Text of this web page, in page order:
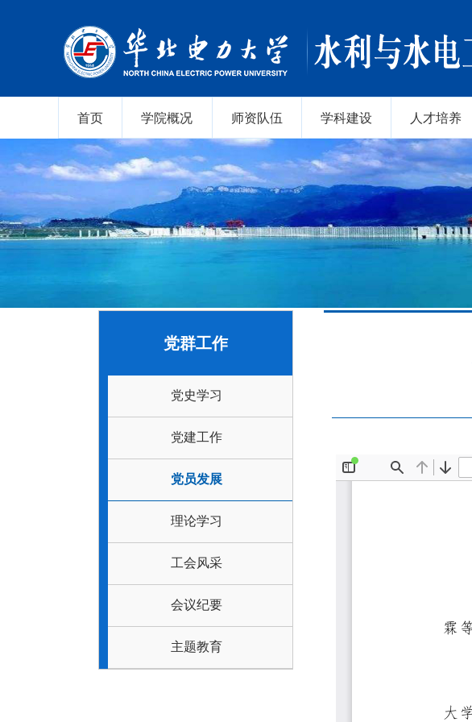
首页 学院概况 师资队伍 学科建设 人才培养
党群工作
党史学习
党建工作
党员发展
理论学习
工会风采
会议纪要
主题教育